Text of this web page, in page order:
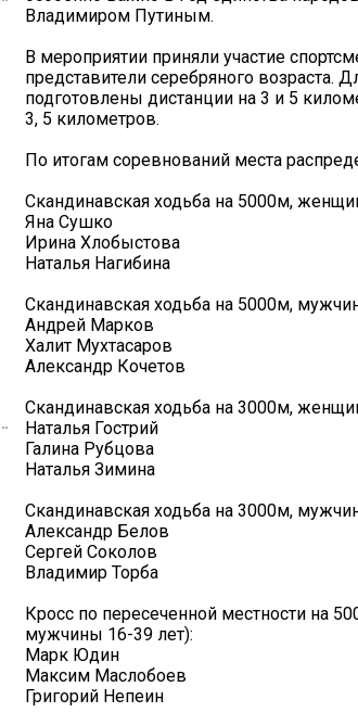
Владимиром Путиным.
В мероприятии приняли участие
представители серебряного
подготовлены дистанции на 3 и 5
3, 5 километров.
По итогам соревнований места
Скандинавская ходьба на 5000м,
Яна Сушко
Ирина Хлобыстова
Наталья Нагибина
Скандинавская ходьба на 5000м,
Андрей Марков
Халит Мухтасаров
Александр Кочетов
Скандинавская ходьба на 3000м,
Наталья Гострий
Галина Рубцова
Наталья Зимина
Скандинавская ходьба на 3000м,
Александр Белов
Сергей Соколов
Владимир Торба
Кросс по пересеченной местности на
мужчины 16-39 лет):
Марк Юдин
Максим Маслобоев
Григорий Непеин